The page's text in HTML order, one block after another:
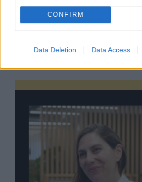
CONFIRM
Data Deletion Data Access
Σχολιάστε